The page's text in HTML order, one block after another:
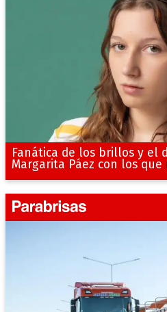
Fanática de los brillos y el
Margarita Páez con los que